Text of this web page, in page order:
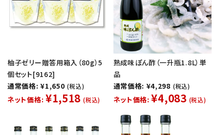
柚子ゼリー贈答用箱入（80g）5
個セット[9162]
通常価格: ¥1,650 (税込)
ネット価格: ¥1,518 (税込)
熟成味ぽん酢（一升瓶1.8L）単
品
通常価格: ¥4,298 (税込)
ネット価格: ¥4,083 (税込)